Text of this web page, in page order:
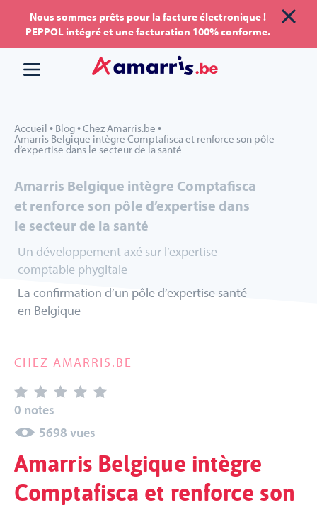
Aller
au
Aller au
contenu
Nous sommes prêts pour la facture électronique !
PEPPOL intégré et une facturation 100% conforme.
Accueil • Blog•Chez Amarris.be •
Amarris Belgique intègre Comptafisca et renforce son pôle
d’expertise dans le secteur de la santé
Amarris Belgique intègre Comptafisca
et renforce son pôle d’expertise dans
le secteur de la santé
Un développement axé sur l’expertise
comptable phygitale
La confirmation d’un pôle d’expertise santé
en Belgique
CHEZ AMARRIS.BE
0 notes
5698 vues
Amarris Belgique intègre
Comptafisca et renforce son